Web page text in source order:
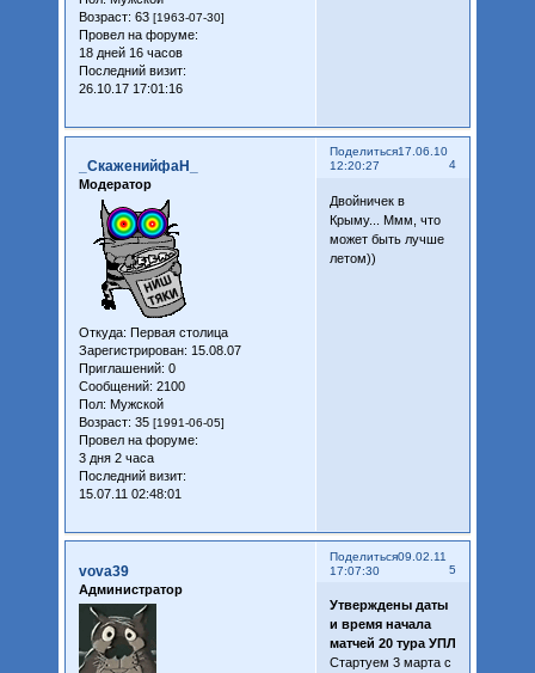
Возраст: 63 [1963-07-30]
Провел на форуме:
18 дней 16 часов
Последний визит:
26.10.17 17:01:16
Поделиться
4
17.06.10
12:20:27
_СкаженийфаН_
Модератор
Откуда: Первая столица
Зарегистрирован: 15.08.07
Приглашений: 0
Сообщений: 2100
Пол: Мужской
Возраст: 35 [1991-06-05]
Провел на форуме:
3 дня 2 часа
Последний визит:
15.07.11 02:48:01
Двойничек в
Крыму... Ммм, что
может быть лучше
летом))
Поделиться
5
09.02.11
17:07:30
vova39
Администратор
Утверждены даты
и время начала
матчей 20 тура УПЛ
Стартуем 3 марта с